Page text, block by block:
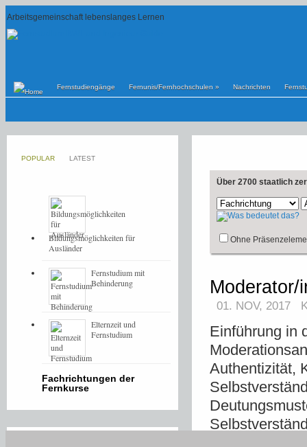
Arbeitsgemeinschaft lebenslanges Lernen
Fernstudiengänge Fernunis/Fernhochschulen » Nachrichten
Über 2700 staatlich
Ohne
Moderator/
01. NOV, 2017
Einführung in
Authentizität,
POPULAR LATEST
Bildungsmöglichkeiten für
Ausländer
Fernstudium mit
Behinderung
Elternzeit und
Fernstudium
Fachrichtungen der
Fernkurse